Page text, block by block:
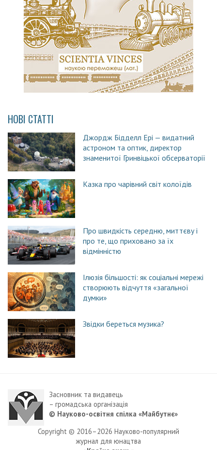
НОВІ СТАТТІ
Джордж Бідделл Ері — видатний
астроном та оптик, директор
знаменитої Гринвіцької обсерваторії
Казка про чарівний світ колоїдів
Про швидкість середню, миттєву і
про те, що приховано за їх
відмінністю
Ілюзія більшості: як соціальні мережі
створюють відчуття «загальної
думки»
Звідки береться музика?
Засновник та видавець
– громадська організація
© Науково-освітня спілка «Майбутнє»
Copyright © 2016–2026 Науково-популярний
журнал для юнацтва